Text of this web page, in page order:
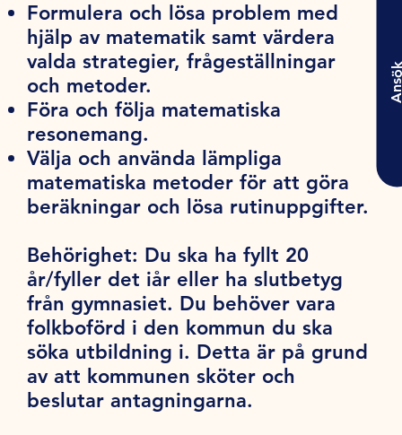
Formulera och lösa problem med
hjälp av matematik samt värdera
valda strategier, frågeställningar
och metoder.
Föra och följa matematiska
resonemang.
Välja och använda lämpliga
matematiska metoder för att göra
beräkningar och lösa rutinuppgifter.
Behörighet: Du ska ha fyllt 20
år/fyller det iår eller ha slutbetyg
från gymnasiet. Du behöver vara
folkboförd i den kommun du ska
söka utbildning i. Detta är på grund
av att kommunen sköter och
beslutar antagningarna.